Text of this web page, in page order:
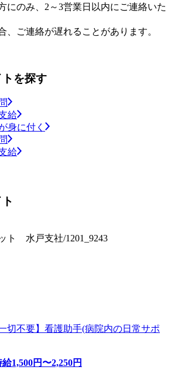
にのみ、2～3営業日以内にご連絡いた
、ご連絡が遅れることがあります。
を探す
給
身に付く
給
ト 水戸支社/1201_9243
切不要】看護助手(病院内の日常サポ
給1,500円〜2,250円